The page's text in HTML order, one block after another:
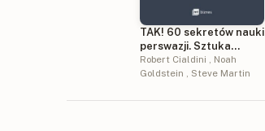
TAK! 60 sekretów nauki
perswazji. Sztuka
przekonywania i
wywierania wpływu
Robert Cialdini , Noah
Goldstein , Steve Martin